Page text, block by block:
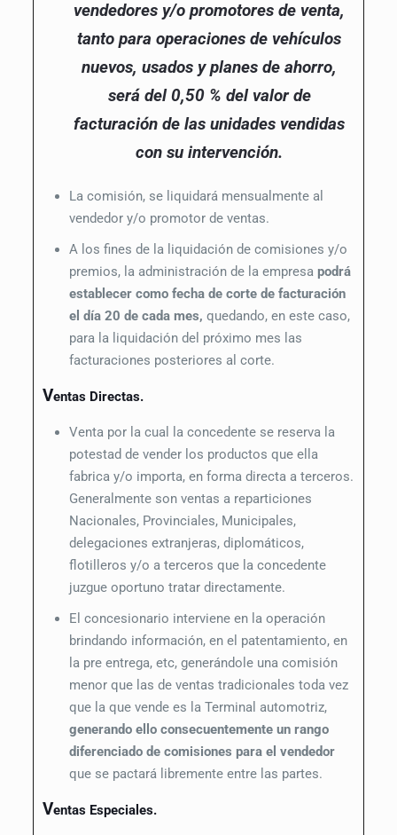
vendedores y/o promotores de venta,
tanto para operaciones de vehículos
nuevos, usados y planes de ahorro,
será del 0,50 % del valor de
facturación de las unidades vendidas
con su intervención.
La comisión, se liquidará mensualmente al
vendedor y/o promotor de ventas.
A los fines de la liquidación de comisiones y/o
premios, la administración de la empresa podrá
establecer como fecha de corte de facturación
el día 20 de cada mes, quedando, en este caso,
para la liquidación del próximo mes las
facturaciones posteriores al corte.
Ventas Directas.
Venta por la cual la concedente se reserva la
potestad de vender los productos que ella
fabrica y/o importa, en forma directa a terceros.
Generalmente son ventas a reparticiones
Nacionales, Provinciales, Municipales,
delegaciones extranjeras, diplomáticos,
flotilleros y/o a terceros que la concedente
juzgue oportuno tratar directamente.
El concesionario interviene en la operación
brindando información, en el patentamiento, en
la pre entrega, etc, generándole una comisión
menor que las de ventas tradicionales toda vez
que la que vende es la Terminal automotriz,
generando ello consecuentemente un rango
diferenciado de comisiones para el vendedor
que se pactará libremente entre las partes.
Ventas Especiales.